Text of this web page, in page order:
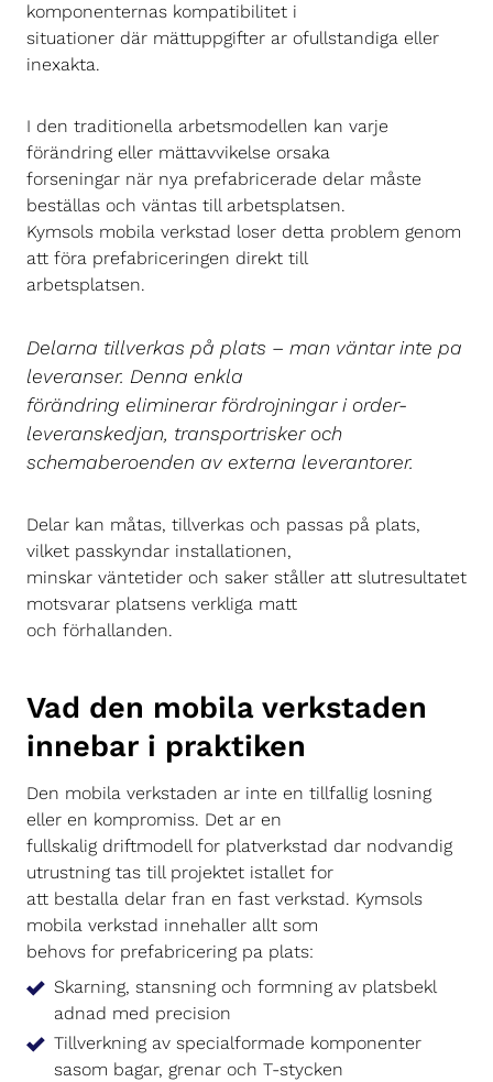
komponenternas kompatibilitet i
situationer där mättuppgifter ar ofullstandiga eller
inexakta.
I den traditionella arbetsmodellen kan varje
förändring eller mättavvikelse orsaka
forseningar när nya prefabricerade delar måste
beställas och väntas till arbetsplatsen.
Kymsols mobila verkstad loser detta problem genom
att föra prefabriceringen direkt till
arbetsplatsen.
Delarna tillverkas på plats – man väntar inte pa
leveranser. Denna enkla
förändring eliminerar fördrojningar i order-
leveranskedjan, transportrisker och
schemaberoenden av externa leverantorer.
Delar kan måtas, tillverkas och passas på plats,
vilket passkyndar installationen,
minskar väntetider och saker ståller att slutresultatet
motsvarar platsens verkliga matt
och förhallanden.
Vad den mobila verkstaden
innebar i praktiken
Den mobila verkstaden ar inte en tillfallig losning
eller en kompromiss. Det ar en
fullskalig driftmodell for platverkstad dar nodvandig
utrustning tas till projektet istallet for
att bestalla delar fran en fast verkstad. Kymsols
mobila verkstad innehaller allt som
behovs for prefabricering pa plats:
Skarning, stansning och formning av platsbekl
adnad med precision
Tillverkning av specialformade komponenter
sasom bagar, grenar och T-stycken